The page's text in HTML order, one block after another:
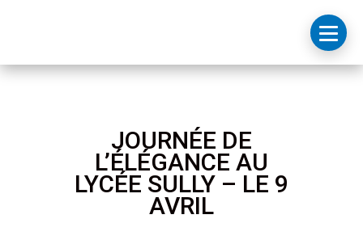
JOURNÉE DE
L’ÉLÉGANCE AU
LYCÉE SULLY – LE 9
AVRIL